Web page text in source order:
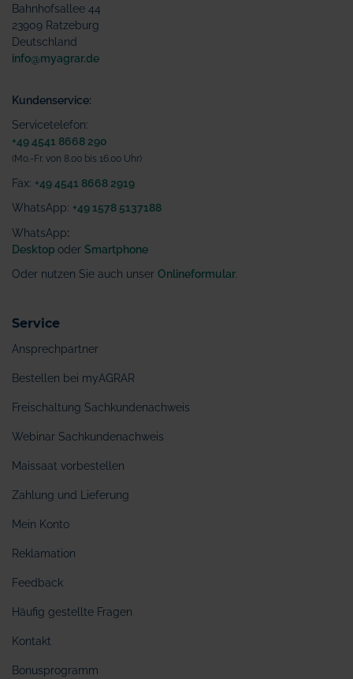
Bahnhofsallee 44
23909 Ratzeburg
Deutschland
info@myagrar.de
Kundenservice:
Servicetelefon:
+49 4541 8668 290
(Mo.-Fr. von 8.00 bis 16.00 Uhr)
Fax: +49 4541 8668 2919
WhatsApp: +49 1578 5137188
WhatsApp:
Desktop oder Smartphone
Oder nutzen Sie auch unser Onlineformular.
Service
Ansprechpartner
Bestellen bei myAGRAR
Freischaltung Sachkundenachweis
Webinar Sachkundenachweis
Maissaat vorbestellen
Zahlung und Lieferung
Mein Konto
Reklamation
Feedback
Häufig gestellte Fragen
Kontakt
Bonusprogramm